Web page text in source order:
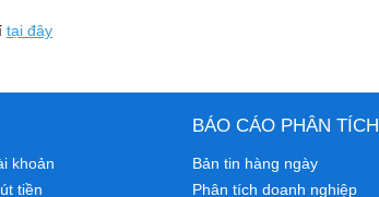
tại đây
khoản
tiền
BÁO CÁO PHÂN TÍCH
Bản tin hàng ngày
Phân tích doanh nghiệp